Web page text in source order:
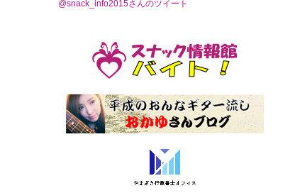
@snack_info2015さんのツイート